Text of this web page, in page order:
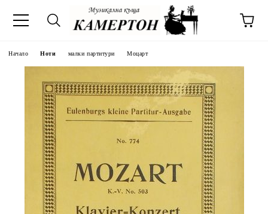
Начало Ноти малки партитури Моцарт